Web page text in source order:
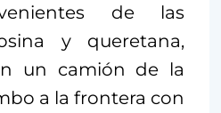
de las
y queretana,
un camión de la
a la frontera con